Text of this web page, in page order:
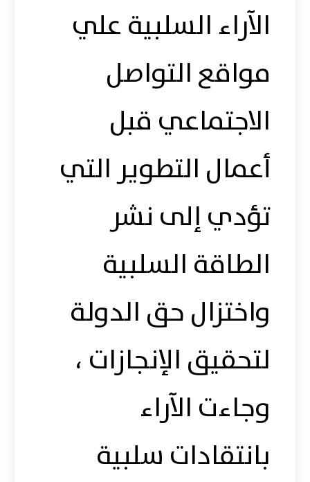
الآراء السلبية علي
مواقع التواصل
الاجتماعي قبل
أعمال التطوير التي
تؤدي إلى نشر
الطاقة السلبية
واختزال حق الدولة
لتحقيق الإنجازات ،
وجاءت الآراء
بانتقادات سلبية